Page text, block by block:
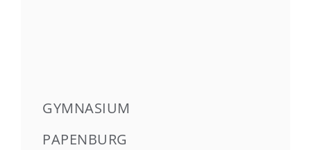
GYMNASIUM
PAPENBURG